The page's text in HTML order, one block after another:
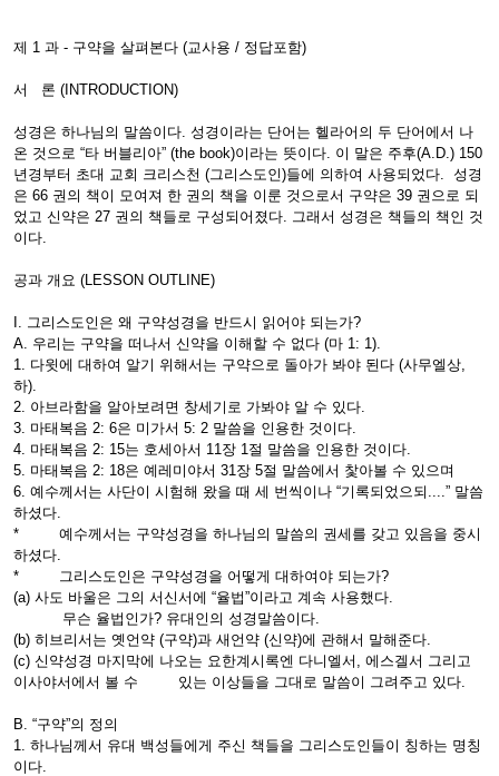
제 1 과 - 구약을 살펴본다 (교사용 / 정답포함)
서 론 (INTRODUCTION)
성경은 하나님의 말씀이다. 성경이라는 단어는 헬라어의 두 단어에서 나
온 것으로 “타 버블리아” (the book)이라는 뜻이다. 이 말은 주후(A.D.) 150
년경부터 초대 교회 크리스천 (그리스도인)들에 의하여 사용되었다. 성경
은 66 권의 책이 모여져 한 권의 책을 이룬 것으로서 구약은 39 권으로 되
었고 신약은 27 권의 책들로 구성되어졌다. 그래서 성경은 책들의 책인 것
이다.
공과 개요 (LESSON OUTLINE)
I. 그리스도인은 왜 구약성경을 반드시 읽어야 되는가?
A. 우리는 구약을 떠나서 신약을 이해할 수 없다 (마 1: 1).
1. 다윗에 대하여 알기 위해서는 구약으로 돌아가 봐야 된다 (사무엘상,
하).
2. 아브라함을 알아보려면 창세기로 가봐야 알 수 있다.
3. 마태복음 2: 6은 미가서 5: 2 말씀을 인용한 것이다.
4. 마태복음 2: 15는 호세아서 11장 1절 말씀을 인용한 것이다.
5. 마태복음 2: 18은 예레미야서 31장 5절 말씀에서 찿아볼 수 있으며
6. 예수께서는 사단이 시험해 왔을 때 세 번씩이나 “기록되었으되....” 말씀
하셨다.
* 예수께서는 구약성경을 하나님의 말씀의 권세를 갖고 있음을 중시
하셨다.
* 그리스도인은 구약성경을 어떻게 대하여야 되는가?
(a) 사도 바울은 그의 서신서에 “율법”이라고 계속 사용했다.
무슨 율법인가? 유대인의 성경말씀이다.
(b) 히브리서는 옛언약 (구약)과 새언약 (신약)에 관해서 말해준다.
(c) 신약성경 마지막에 나오는 요한계시록엔 다니엘서, 에스겔서 그리고
이사야서에서 볼 수 있는 이상들을 그대로 말씀이 그려주고 있다.
B. “구약”의 정의
1. 하나님께서 유대 백성들에게 주신 책들을 그리스도인들이 칭하는 명칭
이다.